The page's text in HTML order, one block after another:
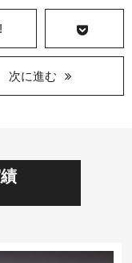
次に進む